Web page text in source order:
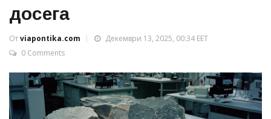
досега
Отviapontika.com
Декември 13, 2025, 00:34 EET
0 Comments